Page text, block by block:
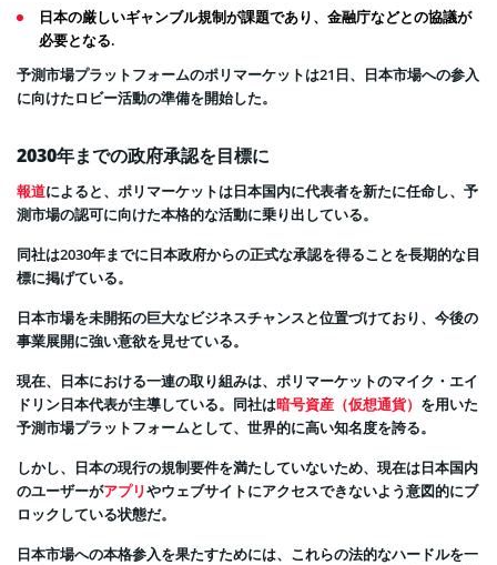
日本の厳しいギャンブル規制が課題であり、金融庁などとの協議が
必要となる.
予測市場プラットフォームのポリマーケットは21日、日本市場への参入
に向けたロビー活動の準備を開始した。
2030年までの政府承認を目標に
報道によると、ポリマーケットは日本国内に代表者を新たに任命し、予
測市場の認可に向けた本格的な活動に乗り出している。
同社は2030年までに日本政府からの正式な承認を得ることを長期的な目
標に掲げている。
日本市場を未開拓の巨大なビジネスチャンスと位置づけており、今後の
事業展開に強い意欲を見せている。
現在、日本における一連の取り組みは、ポリマーケットのマイク・エイ
ドリン日本代表が主導している。同社は暗号資産（仮想通貨） を用いた
予測市場プラットフォームとして、世界的に高い知名度を誇る。
しかし、日本の現行の規制要件を満たしていないため、現在は日本国内
のユーザーがアプリやウェブサイトにアクセスできないよう意図的にブ
ロックしている状態だ。
日本市場への本格参入を果たすためには、これらの法的なハードルを一